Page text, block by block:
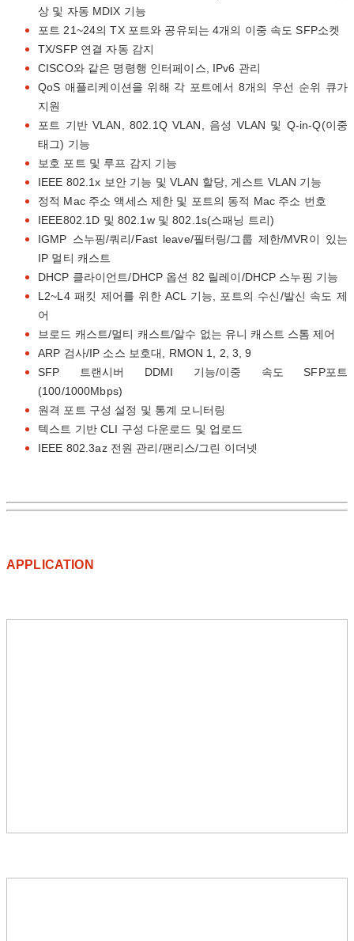
상 및 자동 MDIX 기능
포트 21~24의 TX 포트와 공유되는 4개의 이중 속도 SFP소켓
TX/SFP 연결 자동 감지
CISCO와 같은 명령행 인터페이스, IPv6 관리
QoS 애플리케이션을 위해 각 포트에서 8개의 우선 순위 큐가
지원
포트 기반 VLAN, 802.1Q VLAN, 음성 VLAN 및 Q-in-Q(이중
태그) 기능
보호 포트 및 루프 감지 기능
IEEE 802.1x 보안 기능 및 VLAN 할당, 게스트 VLAN 기능
정적 Mac 주소 액세스 제한 및 포트의 동적 Mac 주소 번호
IEEE802.1D 및 802.1w 및 802.1s(스패닝 트리)
IGMP 스누핑/쿼리/Fast leave/필터링/그룹 제한/MVR이 있는
IP 멀티 캐스트
DHCP 클라이언트/DHCP 옵션 82 릴레이/DHCP 스누핑 기능
L2~L4 패킷 제어를 위한 ACL 기능, 포트의 수신/발신 속도 제
어
브로드 캐스트/멀티 캐스트/알수 없는 유니 캐스트 스톰 제어
ARP 검사/IP 소스 보호대, RMON 1, 2, 3, 9
SFP 트랜시버 DDMI 기능/이중 속도 SFP포트
(100/1000Mbps)
원격 포트 구성 설정 및 통계 모니터링
텍스트 기반 CLI 구성 다운로드 및 업로드
IEEE 802.3az 전원 관리/팬리스/그린 이더넷
APPLICATION